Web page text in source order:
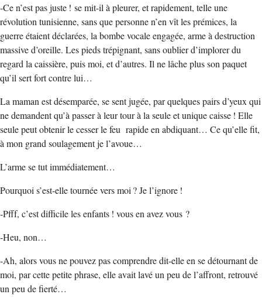
-Ce n’est pas juste ! se mit-il à pleurer, et rapidement, telle une
révolution tunisienne, sans que personne n’en vît les prémices, la
guerre étaient déclarées, la bombe vocale engagée, arme à destruction
massive d’oreille. Les pieds trépignant, sans oublier d’implorer du
regard la caissière, puis moi, et d’autres. Il ne lâche plus son paquet
qu’il sert fort contre lui…
La maman est désemparée, se sent jugée, par quelques pairs d’yeux qui
ne demandent qu’à passer à leur tour à la seule et unique caisse ! Elle
seule peut obtenir le cesser le feu rapide en abdiquant… Ce qu’elle fit,
à mon grand soulagement je l’avoue…
L’arme se tut immédiatement…
Pourquoi s’est-elle tournée vers moi ? Je l’ignore !
-Pfff, c’est difficile les enfants ! vous en avez vous ?
-Heu, non…
-Ah, alors vous ne pouvez pas comprendre dit-elle en se détournant de
moi, par cette petite phrase, elle avait lavé un peu de l’affront, retrouvé
un peu de fierté…